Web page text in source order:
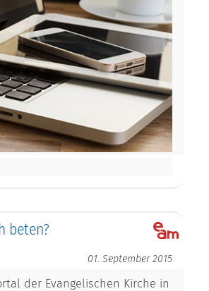
beten?
01. September 2015
der Evangelischen Kirche in